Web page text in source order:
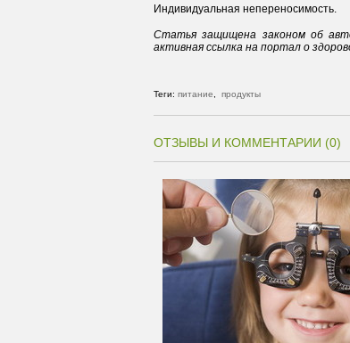
Индивидуальная непереносимость.
Статья защищена законом об
активная ссылка на портал о
Теги: питание продукты
ОТЗЫВЫ И КОММЕНТАРИИ (0)